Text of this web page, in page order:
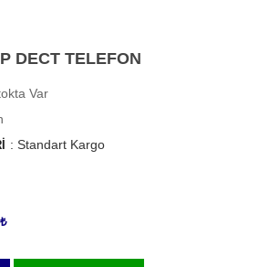
DECT TELEFON
Var
: Standart Kargo